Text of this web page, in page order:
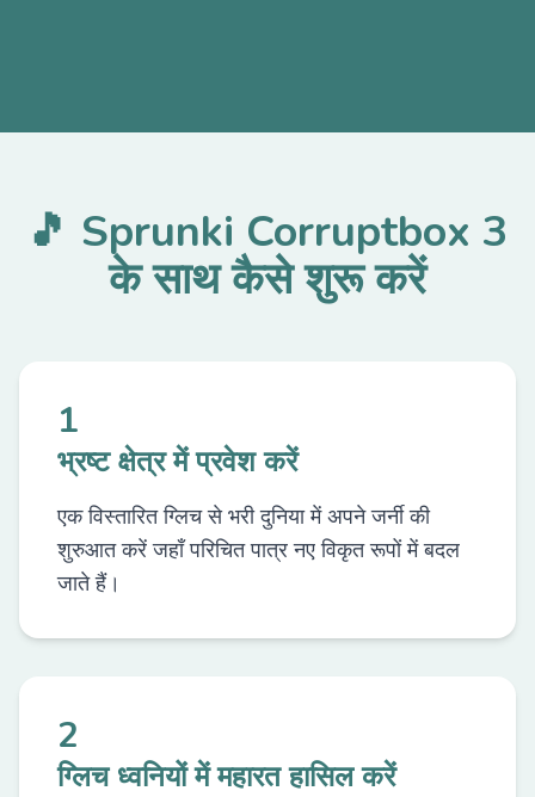
🎵 Sprunki Corruptbox 3
के साथ कैसे शुरू करें
1
भ्रष्ट क्षेत्र में प्रवेश करें
एक विस्तारित ग्लिच से भरी दुनिया में अपने जर्नी की
शुरुआत करें जहाँ परिचित पात्र नए विकृत रूपों में बदल
जाते हैं।
2
ग्लिच ध्वनियों में महारत हासिल करें